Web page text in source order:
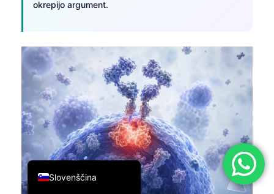
okrepijo argument.
Slovenščina
English
Deutsch
العربية
Français
עִבְרִית
Italiano